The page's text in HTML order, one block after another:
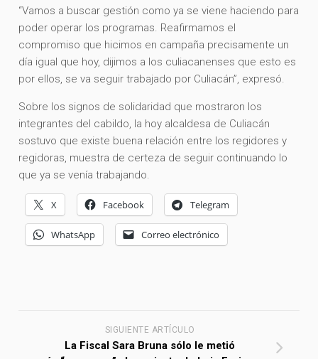
“Vamos a buscar gestión como ya se viene haciendo para
poder operar los programas. Reafirmamos el
compromiso que hicimos en campaña precisamente un
día igual que hoy, dijimos a los culiacanenses que esto es
por ellos, se va seguir trabajado por Culiacán”, expresó.
Sobre los signos de solidaridad que mostraron los
integrantes del cabildo, la hoy alcaldesa de Culiacán
sostuvo que existe buena relación entre los regidores y
regidoras, muestra de certeza de seguir continuando lo
que ya se venía trabajando.
X Facebook Telegram
WhatsApp Correo electrónico
SIGUIENTE ARTÍCULO
La Fiscal Sara Bruna sólo le metió